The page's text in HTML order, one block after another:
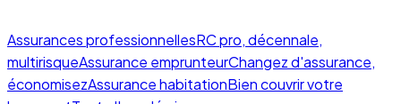
Assurances professionnellesRC pro, décennale,
multirisqueAssurance emprunteurChangez d'assurance,
économisezAssurance habitationBien couvrir votre